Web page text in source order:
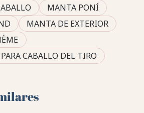
MANTA PONÍ
MANTA DE EXTERIOR
CABALLO DEL TIRO